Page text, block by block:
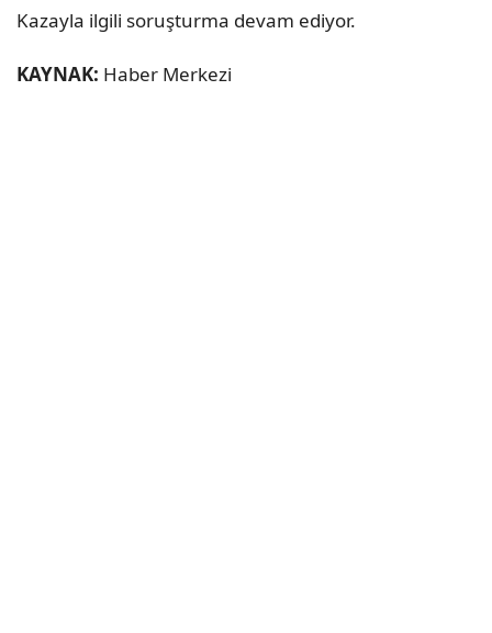
Kazayla ilgili soruşturma devam ediyor.
KAYNAK: Haber Merkezi